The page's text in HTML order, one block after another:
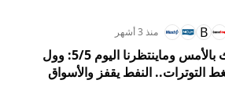
B منذ 3 أشهر
ملخص الأسواق: ماحدث بالأمس وماينتظرنا اليوم 5/5: وول
النفط يقفز والأسواق